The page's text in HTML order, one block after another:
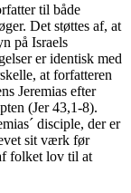
til både
Det støttes af, at
på Israels
er identisk med
at forfatteren
Jeremias efter
(Jer 43,1-8).
disciple, der er
sit værk før
folket lov til at